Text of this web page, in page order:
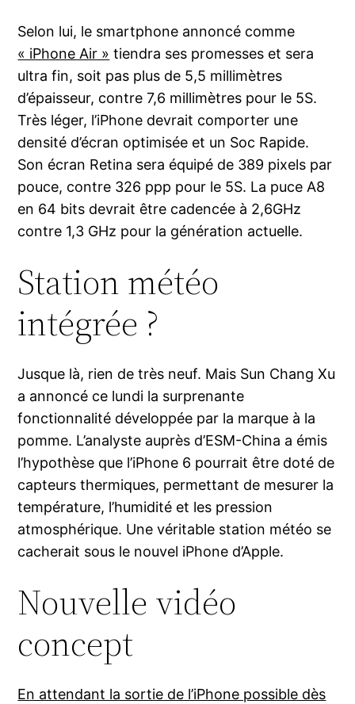
Selon lui, le smartphone annoncé comme
« iPhone Air » tiendra ses promesses et sera
ultra fin, soit pas plus de 5,5 millimètres
d’épaisseur, contre 7,6 millimètres pour le 5S.
Très léger, l’iPhone devrait comporter une
densité d’écran optimisée et un Soc Rapide.
Son écran Retina sera équipé de 389 pixels par
pouce, contre 326 ppp pour le 5S. La puce A8
en 64 bits devrait être cadencée à 2,6GHz
contre 1,3 GHz pour la génération actuelle.
Station météo
intégrée ?
Jusque là, rien de très neuf. Mais Sun Chang Xu
a annoncé ce lundi la surprenante
fonctionnalité développée par la marque à la
pomme. L’analyste auprès d’ESM-China a émis
l’hypothèse que l’iPhone 6 pourrait être doté de
capteurs thermiques, permettant de mesurer la
température, l’humidité et les pression
atmosphérique. Une véritable station météo se
cacherait sous le nouvel iPhone d’Apple.
Nouvelle vidéo
concept
En attendant la sortie de l’iPhone possible dès